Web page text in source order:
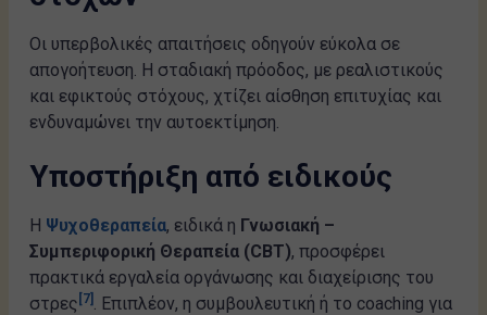
Οι υπερβολικές απαιτήσεις οδηγούν εύκολα σε
απογοήτευση. Η σταδιακή πρόοδος, με ρεαλιστικούς
και εφικτούς στόχους, χτίζει αίσθηση επιτυχίας και
ενδυναμώνει την αυτοεκτίμηση.
Υποστήριξη από ειδικούς
Η Ψυχοθεραπεία, ειδικά η Γνωσιακή –
Συμπεριφορική Θεραπεία (CBT), προσφέρει
πρακτικά εργαλεία οργάνωσης και διαχείρισης του
στρες [7]
. Επιπλέον, η συμβουλευτική ή το coaching για